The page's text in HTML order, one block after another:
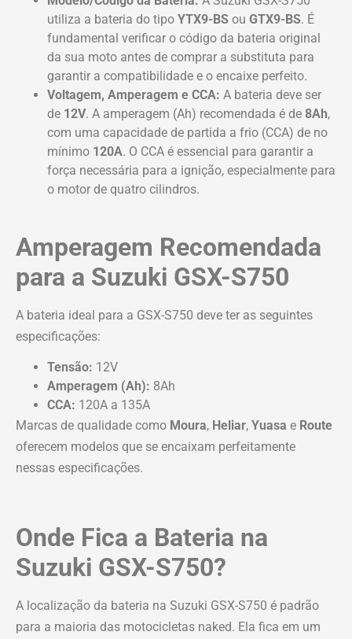
utiliza a bateria do tipo YTX9-BS ou GTX9-BS. É
fundamental verificar o código da bateria original
da sua moto antes de comprar a substituta para
garantir a compatibilidade e o encaixe perfeito.
Voltagem, Amperagem e CCA: A bateria deve ser
de 12V. A amperagem (Ah) recomendada é de 8Ah,
com uma capacidade de partida a frio (CCA) de no
mínimo 120A. O CCA é essencial para garantir a
força necessária para a ignição, especialmente para
o motor de quatro cilindros.
Amperagem Recomendada
para a Suzuki GSX-S750
A bateria ideal para a GSX-S750 deve ter as seguintes
especificações:
Tensão: 12V
Amperagem (Ah): 8Ah
CCA: 120A a 135A
Marcas de qualidade como Moura, Heliar, Yuasa e Route
oferecem modelos que se encaixam perfeitamente
nessas especificações.
Onde Fica a Bateria na
Suzuki GSX-S750?
A localização da bateria na Suzuki GSX-S750 é padrão
para a maioria das motocicletas naked. Ela fica em um